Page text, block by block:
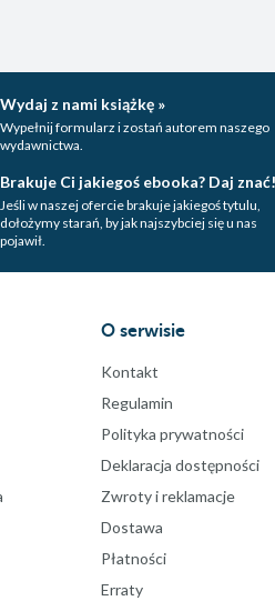
Wydaj z nami książkę »
Wypełnij formularz i zostań autorem naszego
wydawnictwa.
Brakuje Ci jakiegoś ebooka? Daj znać!
Jeśli w naszej ofercie brakuje jakiegoś tytulu,
dołożymy starań, by jak najszybciej się u nas
pojawił.
O serwisie
Kontakt
Regulamin
Polityka prywatności
Deklaracja dostępności
Zwroty i reklamacje
Dostawa
Płatności
Erraty